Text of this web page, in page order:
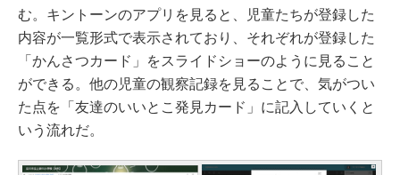
む。キントーンのアプリを見ると、児童たちが登録した
内容が一覧形式で表示されており、それぞれが登録した
「かんさつカード」をスライドショーのように見ること
ができる。他の児童の観察記録を見ることで、気がつい
た点を「友達のいいとこ発見カード」に記入していくと
いう流れだ。